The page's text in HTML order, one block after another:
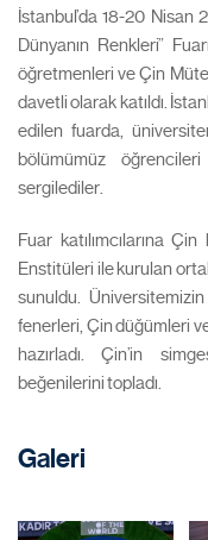
İstanbul’da 18-20 Nisan
Dünyanın Renkleri”
öğretmenleri ve Çin
davetli olarak katıldı.
edilen fuarda,
bölümümüz öğrencileri
sergilediler.
Fuar katılımcılarına
Enstitüleri ile kurulan
sunuldu.
fenerleri, Çin düğümleri
hazırladı. Çin’in
beğenilerini topladı.
Galeri